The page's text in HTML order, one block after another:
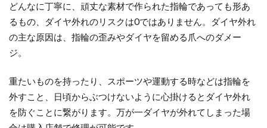
どんなに丁寧に、頑丈な素材で作られた指輪であっても形あ
るもの、ダイヤ外れのリスクは0ではありません。ダイヤ外れ
の主な原因は、指輪の歪みやダイヤを留める爪へのダメー
ジ。
重たいものを持ったり、スポーツや運動する時などは指輪を
外すこと、日頃からぶつけないように心掛けるとダイヤ外れ
を防ぐことに繋がります。万が一ダイヤが外れてしまった場